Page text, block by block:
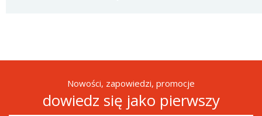
Nowości, zapowiedzi, promocje
dowiedz się jako pierwszy